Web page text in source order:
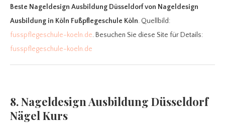
Beste Nageldesign Ausbildung Düsseldorfvon Nageldesign
Ausbildung in Köln Fußpflegeschule Köln. Quellbild:
fusspflegeschule-koeln.de. Besuchen Sie diese Site für Details:
fusspflegeschule-koeln.de
8. Nageldesign Ausbildung Düsseldorf
Nägel Kurs